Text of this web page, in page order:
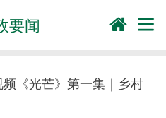
要闻
《光芒》第一集｜乡村